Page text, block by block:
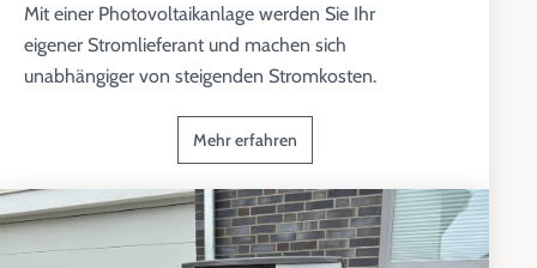
Mit einer Photovoltaikanlage werden Sie Ihr
eigener Stromlieferant und machen sich
unabhängiger von steigenden Stromkosten.
Mehr erfahren